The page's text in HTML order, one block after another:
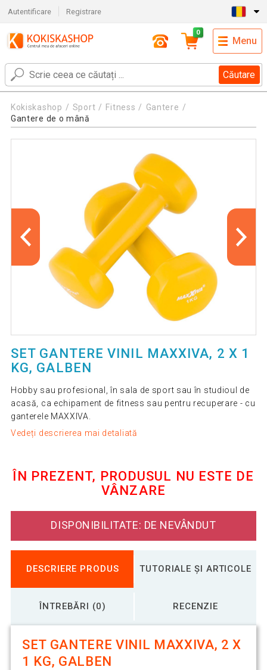
Autentificare Registrare
Căutare
0
Menu
Kokiskashop Sport Fitness
Gantere
Gantere de o mână
SET GANTERE VINIL MAXXIVA, 2 X 1
KG, GALBEN
Hobby sau profesional, în sala de sport sau în studioul de
acasă, ca echipament de fitness sau pentru recuperare - cu
ganterele MAXXIVA.
Vedeți descrierea mai detaliată
ÎN PREZENT, PRODUSUL NU ESTE DE
VÂNZARE
DISPONIBILITATE: DE NEVÂNDUT
DESCRIERE PRODUS TUTORIALE ȘI ARTICOLE
ÎNTREBĂRI (0) RECENZIE
SET GANTERE VINIL MAXXIVA, 2 X
1 KG, GALBEN